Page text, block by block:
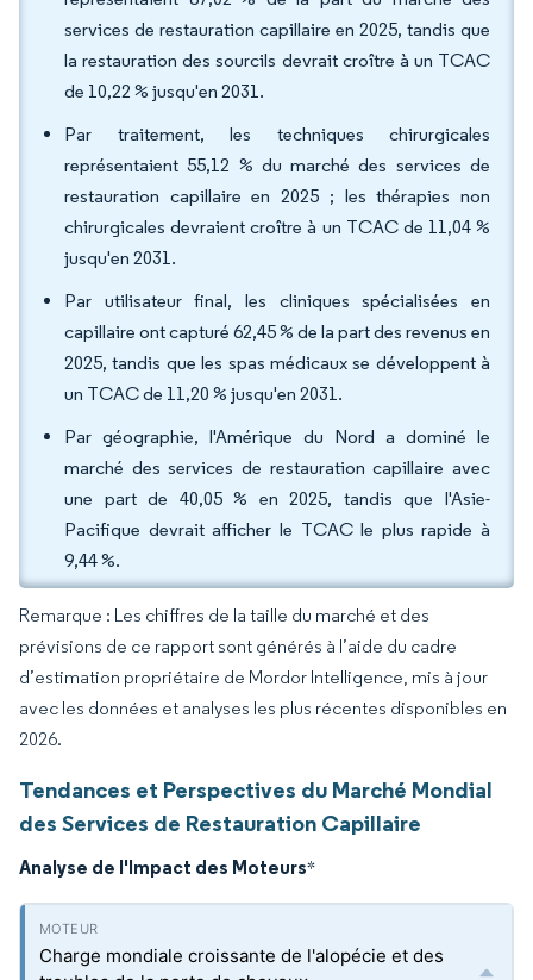
services de restauration capillaire en 2025, tandis que
la restauration des sourcils devrait croître à un TCAC
de 10,22 % jusqu'en 2031.
Par traitement, les techniques chirurgicales
représentaient 55,12 % du marché des services de
restauration capillaire en 2025 ; les thérapies non
chirurgicales devraient croître à un TCAC de 11,04 %
jusqu'en 2031.
Par utilisateur final, les cliniques spécialisées en
capillaire ont capturé 62,45 % de la part des revenus en
2025, tandis que les spas médicaux se développent à
un TCAC de 11,20 % jusqu'en 2031.
Par géographie, l'Amérique du Nord a dominé le
marché des services de restauration capillaire avec
une part de 40,05 % en 2025, tandis que l'Asie-
Pacifique devrait afficher le TCAC le plus rapide à
9,44 %.
Remarque : Les chiffres de la taille du marché et des
prévisions de ce rapport sont générés à l’aide du cadre
d’estimation propriétaire de Mordor Intelligence, mis à jour
avec les données et analyses les plus récentes disponibles en
2026.
Tendances et Perspectives du Marché Mondial
des Services de Restauration Capillaire
Analyse de l'Impact des Moteurs*
Charge mondiale croissante de l'alopécie et des